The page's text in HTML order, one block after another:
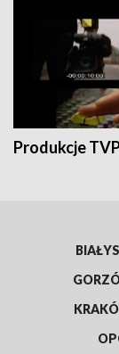
Produkcje